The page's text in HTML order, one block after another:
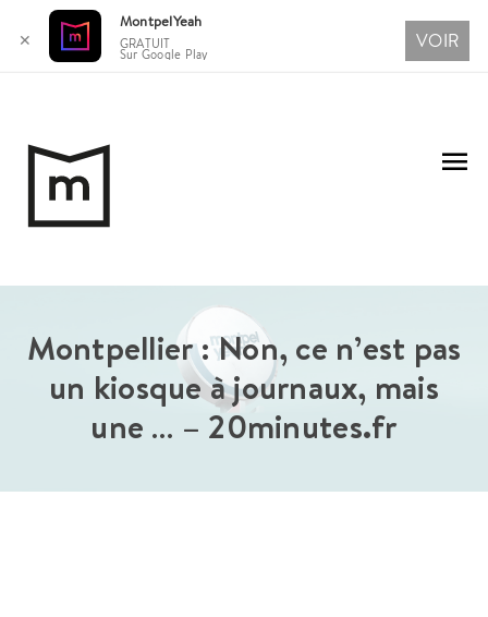
contenu
Montpellier : Non, ce n’est pas
un kiosque à journaux, mais
une … – 20minutes.fr
✕
MontpelYeah
GRATUIT
Sur Google Play
VOIR